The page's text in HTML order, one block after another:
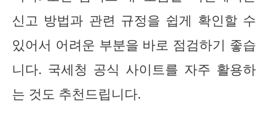
신고 방법과 관련 규정을 쉽게 확인할 수
있어서 어려운 부분을 바로 점검하기 좋습
니다. 국세청 공식 사이트를 자주 활용하
는 것도 추천드립니다.